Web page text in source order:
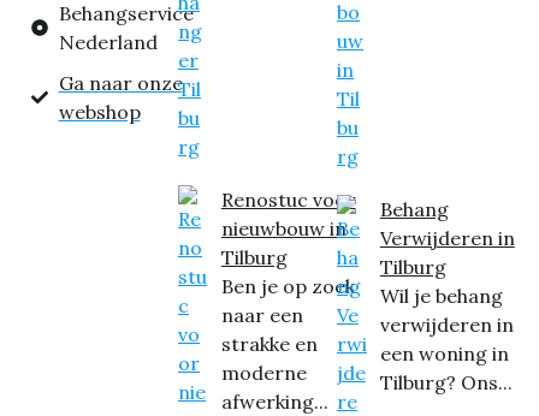
Behangservice
Nederland
Ga naar onze
webshop
Renostuc voor
nieuwbouw in
Tilburg
Ben je op zoek
naar een
strakke en
moderne
afwerking...
Behang
Verwijderen in
Tilburg
Wil je behang
verwijderen in
een woning in
Tilburg? Ons...